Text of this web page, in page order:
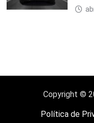
Copyright ©
Política de